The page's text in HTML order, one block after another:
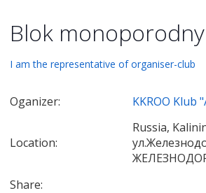
Blok
I am the representative of organiser-club
Oganizer: KKROO Klub
Location:
Russia,
Share: